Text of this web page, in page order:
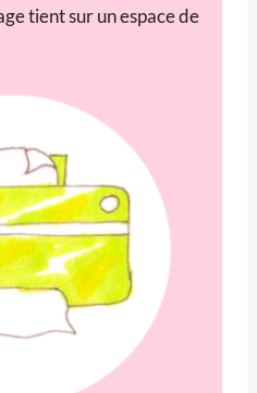
tient sur un espace de